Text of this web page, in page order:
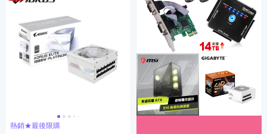
熱銷★最後限購